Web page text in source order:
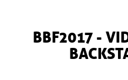
BBF2017 -